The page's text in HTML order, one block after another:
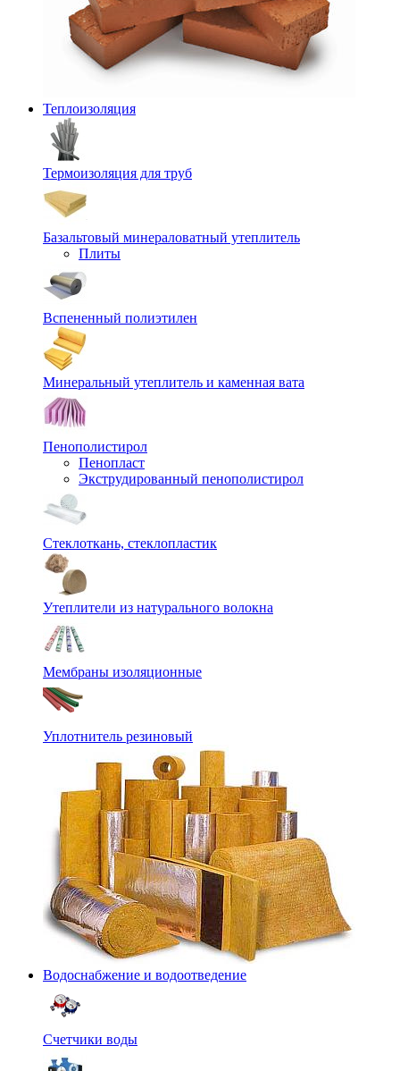
Теплоизоляция
Термоизоляция для труб
Базальтовый минераловатный утеплитель
Плиты
Вспененный полиэтилен
Минеральный утеплитель и каменная вата
Пенополистирол
Пенопласт
Экструдированный пенополистирол
Стеклоткань, стеклопластик
Утеплители из натурального волокна
Мембраны изоляционные
Уплотнитель резиновый
Водоснабжение и водоотведение
Счетчики воды